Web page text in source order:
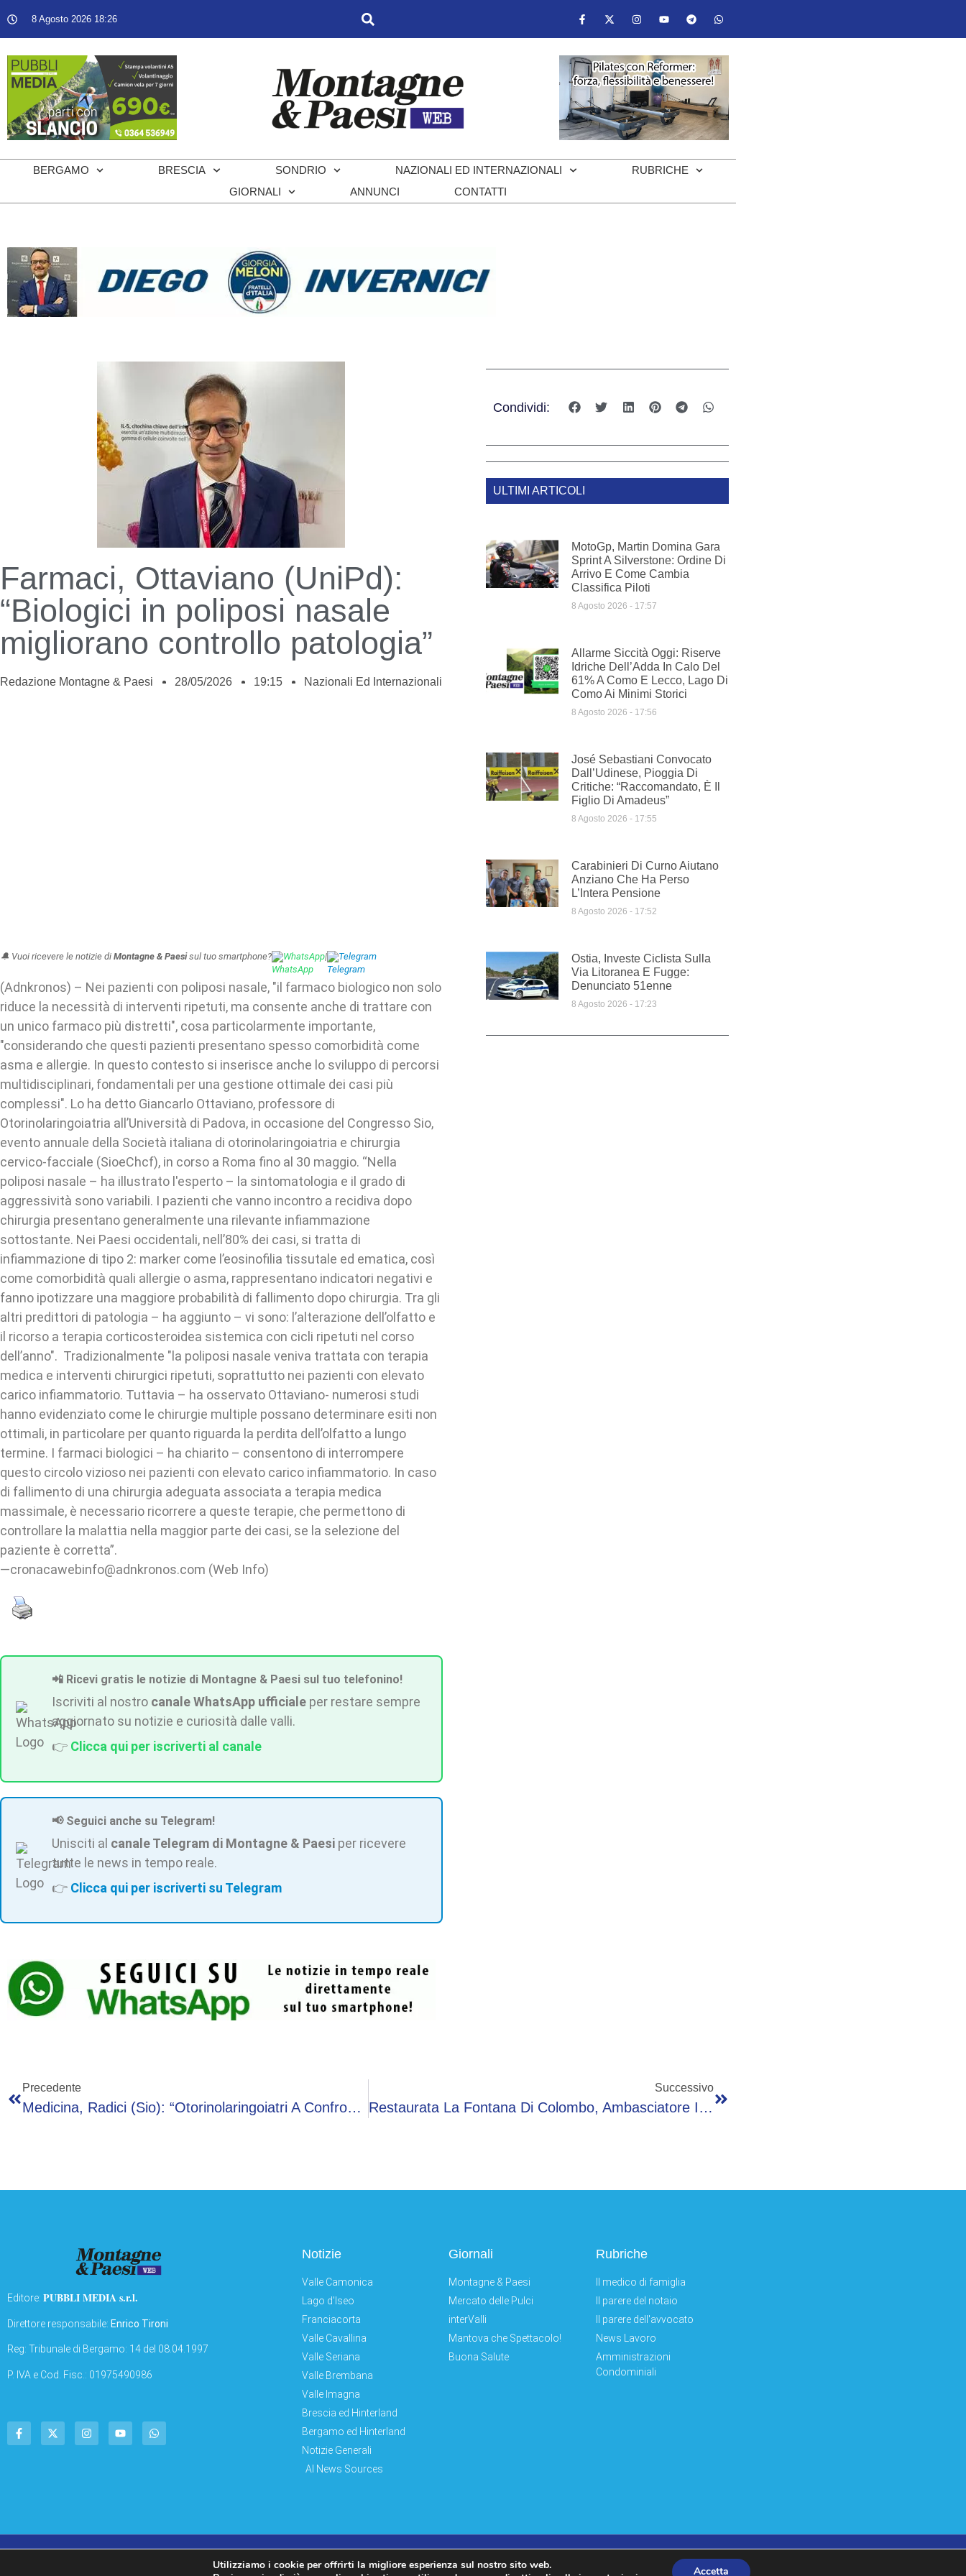
8 Agosto 2026 18:26
BERGAMO BRESCIA SONDRIO NAZIONALI ED INTERNAZIONALI
RUBRICHE
GIORNALI
ANNUNCI CONTATTI
Farmaci, Ottaviano (UniPd):
“Biologici in poliposi nasale
migliorano controllo patologia”
Redazione Montagne & Paesi 28/05/2026 19:15 Nazionali Ed Internazionali
🔔 Vuoi ricevere le notizie di Montagne & Paesisul tuo smartphone? WhatsApp| Telegram
(Adnkronos) – Nei pazienti con poliposi nasale, "il farmaco biologico non solo
riduce la necessità di interventi ripetuti, ma consente anche di trattare con
un unico farmaco più distretti", cosa particolarmente importante,
"considerando che questi pazienti presentano spesso comorbidità come
asma e allergie. In questo contesto si inserisce anche lo sviluppo di percorsi
multidisciplinari, fondamentali per una gestione ottimale dei casi più
complessi". Lo ha detto Giancarlo Ottaviano, professore di
Otorinolaringoiatria all’Università di Padova, in occasione del Congresso Sio,
evento annuale della Società italiana di otorinolaringoiatria e chirurgia
cervico-facciale (SioeChcf), in corso a Roma fino al 30 maggio. “Nella
poliposi nasale – ha illustrato l'esperto – la sintomatologia e il grado di
aggressività sono variabili. I pazienti che vanno incontro a recidiva dopo
chirurgia presentano generalmente una rilevante infiammazione
sottostante. Nei Paesi occidentali, nell’80% dei casi, si tratta di
infiammazione di tipo 2: marker come l’eosinofilia tissutale ed ematica, così
come comorbidità quali allergie o asma, rappresentano indicatori negativi e
fanno ipotizzare una maggiore probabilità di fallimento dopo chirurgia. Tra gli
altri predittori di patologia – ha aggiunto – vi sono: l’alterazione dell’olfatto e
il ricorso a terapia corticosteroidea sistemica con cicli ripetuti nel corso
dell’anno". Tradizionalmente "la poliposi nasale veniva trattata con terapia
medica e interventi chirurgici ripetuti, soprattutto nei pazienti con elevato
carico infiammatorio. Tuttavia – ha osservato Ottaviano- numerosi studi
hanno evidenziato come le chirurgie multiple possano determinare esiti non
ottimali, in particolare per quanto riguarda la perdita dell’olfatto a lungo
termine. I farmaci biologici – ha chiarito – consentono di interrompere
questo circolo vizioso nei pazienti con elevato carico infiammatorio. In caso
di fallimento di una chirurgia adeguata associata a terapia medica
massimale, è necessario ricorrere a queste terapie, che permettono di
controllare la malattia nella maggior parte dei casi, se la selezione del
paziente è corretta”.
—cronacawebinfo@adnkronos.com (Web Info)
📲 Ricevi gratis le notizie di Montagne & Paesi sul tuo telefonino!
Iscriviti al nostro canale WhatsApp ufficiale per restare sempre
aggiornato su notizie e curiosità dalle valli.
👉 Clicca qui per iscriverti al canale
📢 Seguici anche su Telegram!
Unisciti al canale Telegram di Montagne & Paesi per ricevere
tutte le news in tempo reale.
👉 Clicca qui per iscriverti su Telegram
Condividi:
ULTIMI ARTICOLI
MotoGp, Martin Domina Gara
Sprint A Silverstone: Ordine Di
Arrivo E Come Cambia
Classifica Piloti
8 Agosto 2026 17:57
Allarme Siccità Oggi: Riserve
Idriche Dell’Adda In Calo Del
61% A Como E Lecco, Lago Di
Como Ai Minimi Storici
8 Agosto 2026 17:56
José Sebastiani Convocato
Dall’Udinese, Pioggia Di
Critiche: “Raccomandato, È Il
Figlio Di Amadeus”
8 Agosto 2026 17:55
Carabinieri Di Curno Aiutano
Anziano Che Ha Perso
L’Intera Pensione
8 Agosto 2026 17:52
Ostia, Investe Ciclista Sulla
Via Litoranea E Fugge:
Denunciato 51enne
8 Agosto 2026 17:23
Precedente
Medicina, Radici (Sio): “Otorinolaringoiatri A Confronto Per Novità In Pratica Clinica”
Successivo
Restaurata La Fontana Di Colombo, Ambasciatore Italiano In Usa: “Momento Di Grande Soddisfazione”
Editore: PUBBLI MEDIA s.r.l.
Direttore responsabile: Enrico Tironi
Reg: Tribunale di Bergamo: 14 del 08.04.1997
P. IVA e Cod. Fisc.: 01975490986
Notizie
Valle Camonica
Lago d'Iseo
Franciacorta
Valle Cavallina
Valle Seriana
Valle Brembana
Valle Imagna
Brescia ed Hinterland
Bergamo ed Hinterland
Notizie Generali
AI News Sources
Giornali
Montagne & Paesi
Mercato delle Pulci
interValli
Mantova che Spettacolo!
Buona Salute
Rubriche
Il medico di famiglia
Il parere del notaio
Il parere dell'avvocato
News Lavoro
Amministrazioni
Condominiali
made by moonbat
Utilizziamo i cookie per offrirti la migliore esperienza sul nostro sito web.
Accetta